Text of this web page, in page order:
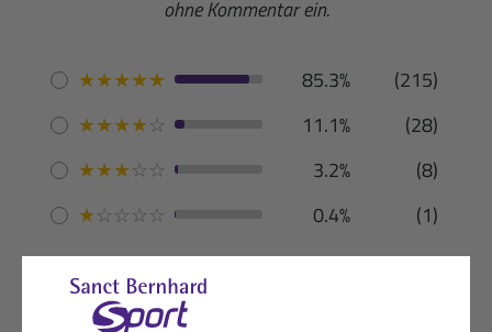
ohne Kommentar ein.
★★★★★ 85.3%
(215)
★★★★☆ 11.1%
(28)
★★★☆☆ 3.2%
(8)
★☆☆☆☆ 0.4% (1)